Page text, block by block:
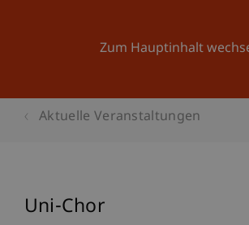
Zum Hauptinhalt
Aktuelle Veranstaltungen
Uni-Chor